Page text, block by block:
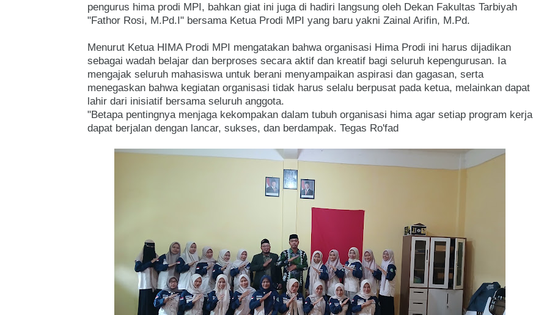
pengurus hima prodi MPI, bahkan giat ini juga di hadiri langsung oleh Dekan Fakultas Tarbiyah
"Fathor Rosi, M.Pd.I" bersama Ketua Prodi MPI yang baru yakni Zainal Arifin, M.Pd.
Menurut Ketua HIMA Prodi MPI mengatakan bahwa organisasi Hima Prodi ini harus dijadikan
sebagai wadah belajar dan berproses secara aktif dan kreatif bagi seluruh kepengurusan. Ia
mengajak seluruh mahasiswa untuk berani menyampaikan aspirasi dan gagasan, serta
menegaskan bahwa kegiatan organisasi tidak harus selalu berpusat pada ketua, melainkan dapat
lahir dari inisiatif bersama seluruh anggota.
"Betapa pentingnya menjaga kekompakan dalam tubuh organisasi hima agar setiap program kerja
dapat berjalan dengan lancar, sukses, dan berdampak. Tegas Ro'fad